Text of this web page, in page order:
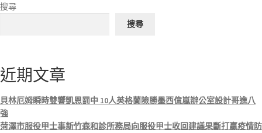
搜尋
搜尋
近期文章
貝林厄姆瞬時雙響凱恩罰中 10人英格蘭險勝墨西億嵐辦公室設計哥進八
強
菏澤市服役甲士事新竹森和診所務局向服役甲士收回建議果斷打贏疫情防